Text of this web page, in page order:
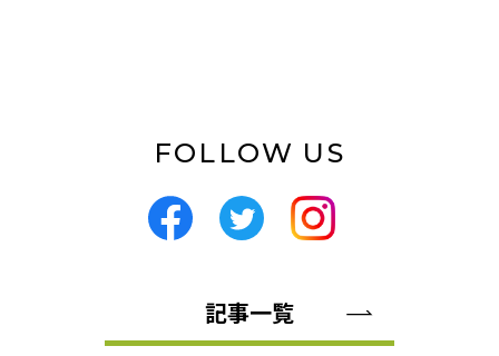
FOLLOW US
記事一覧